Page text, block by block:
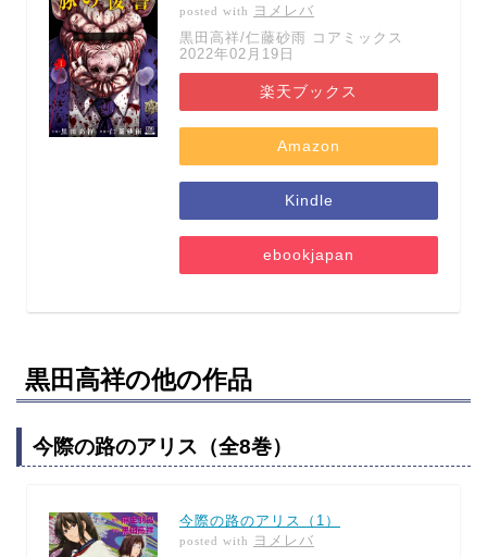
posted with
ヨメレバ
黒田高祥/仁藤砂雨 コアミックス
2022年02月19日
楽天ブックス
Amazon
Kindle
ebookjapan
黒田高祥の他の作品
今際の路のアリス（全8巻）
今際の路のアリス（1）
posted with
ヨメレバ